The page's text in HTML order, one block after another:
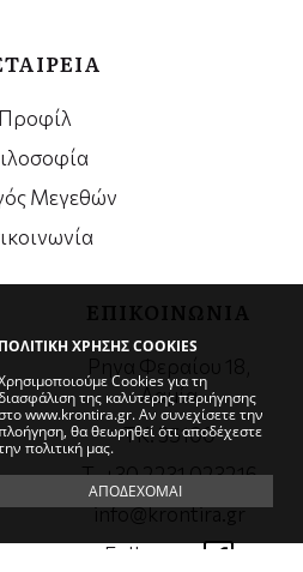
ΠΟΛΙΤΙΚΗ ΧΡΗΣΗΣ COOKIES
Cookies για τη
της καλύτερης περιήγησης
www.krontira.gr. Αν συνεχίσετε την
θα θεωρηθεί ότι αποδέχεστε
πολιτική μας.
ΑΠΟΔΕΧΟΜΑΙ
Προφίλ
Μεγεθών
Λαμία
ΤΚ. 35100
Τ. +30 2231 023216
info@krontira.gr
Follow us